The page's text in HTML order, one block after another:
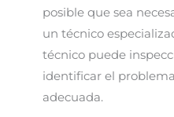
posible que sea
un técnico
técnico puede
identificar el
adecuada.